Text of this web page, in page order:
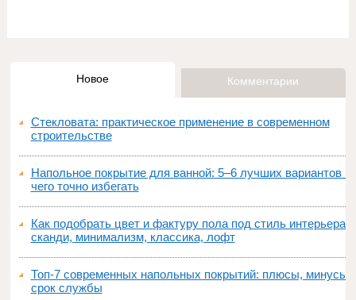
Новое Комментарии
Стекловата: практическое применение в современном
строительстве
Напольное покрытие для ванной: 5–6 лучших вариантов и
чего точно избегать
Как подобрать цвет и фактуру пола под стиль интерьера:
сканди, минимализм, классика, лофт
Топ‑7 современных напольных покрытий: плюсы, минусы,
срок службы